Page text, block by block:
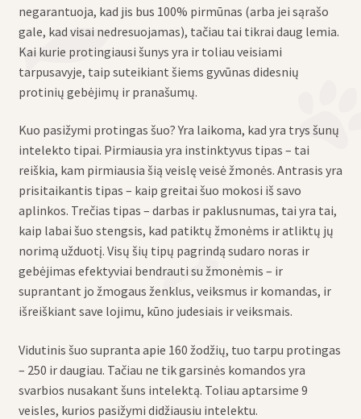
negarantuoja, kad jis bus 100% pirmūnas (arba jei sąrašo
gale, kad visai nedresuojamas), tačiau tai tikrai daug lemia.
Kai kurie protingiausi šunys yra ir toliau veisiami
tarpusavyje, taip suteikiant šiems gyvūnas didesnių
protinių gebėjimų ir pranašumų.
Kuo pasižymi protingas šuo? Yra laikoma, kad yra trys šunų
intelekto tipai. Pirmiausia yra instinktyvus tipas – tai
reiškia, kam pirmiausia šią veislę veisė žmonės. Antrasis yra
prisitaikantis tipas – kaip greitai šuo mokosi iš savo
aplinkos. Trečias tipas – darbas ir paklusnumas, tai yra tai,
kaip labai šuo stengsis, kad patiktų žmonėms ir atliktų jų
norimą užduotį. Visų šių tipų pagrindą sudaro noras ir
gebėjimas efektyviai bendrauti su žmonėmis – ir
suprantant jo žmogaus ženklus, veiksmus ir komandas, ir
išreiškiant save lojimu, kūno judesiais ir veiksmais.
Vidutinis šuo supranta apie 160 žodžių, tuo tarpu protingas
– 250 ir daugiau. Tačiau ne tik garsinės komandos yra
svarbios nusakant šuns intelektą. Toliau aptarsime 9
veisles, kurios pasižymi didžiausiu intelektu.